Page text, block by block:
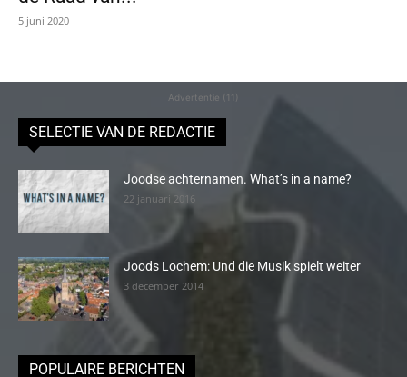
5 juni 2020
Advertentie (11)
SELECTIE VAN DE REDACTIE
Joodse achternamen. What’s in a name?
22 januari 2016
Joods Lochem: Und die Musik spielt weiter
3 december 2014
POPULAIRE BERICHTEN